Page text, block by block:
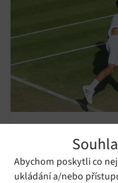
Abychom poskytli co
ukládání a/nebo
vytvořila
neproběhl
Pondělí 17. 08. 2020
Letošní rok je díky